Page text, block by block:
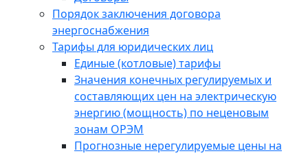
Порядок заключения договора
энергоснабжения
Тарифы для юридических лиц
Единые (котловые) тарифы
Значения конечных регулируемых и
составляющих цен на электрическую
энергию (мощность) по неценовым
зонам ОРЭМ
Прогнозные нерегулируемые цены на